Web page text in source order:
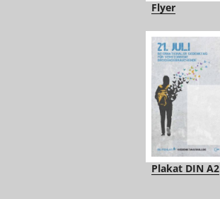
Flyer
Plakat DIN A2